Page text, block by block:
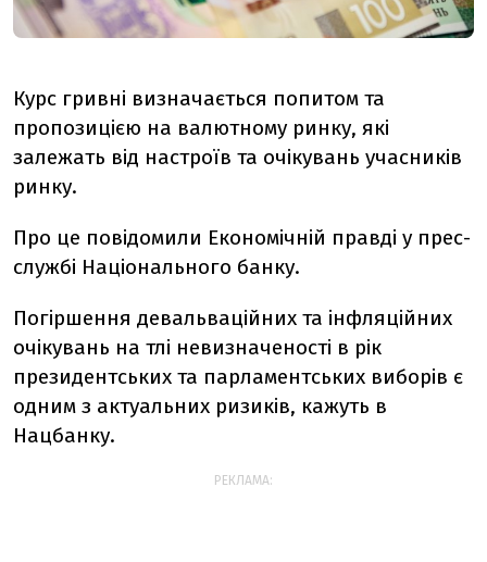
Курс гривні визначається попитом та
пропозицією на валютному ринку, які
залежать від настроїв та очікувань учасників
ринку.
Про це повідомили Економічній правді у прес-
службі Національного банку.
Погіршення девальваційних та інфляційних
очікувань на тлі невизначеності в рік
президентських та парламентських виборів є
одним з актуальних ризиків, кажуть в
Нацбанку.
РЕКЛАМА: